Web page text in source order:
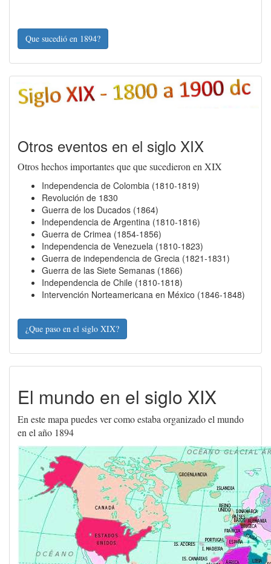
Que sucedió en 1894?
Otros eventos en el siglo XIX
Otros hechos importantes que que sucedieron en XIX
Independencia de Colombia (1810-1819)
Revolución de 1830
Guerra de los Ducados (1864)
Independencia de Argentina (1810-1816)
Guerra de Crimea (1854-1856)
Independencia de Venezuela (1810-1823)
Guerra de independencia de Grecia (1821-1831)
Guerra de las Siete Semanas (1866)
Independencia de Chile (1810-1818)
Intervención Norteamericana en México (1846-1848)
¿Que paso en el siglo XIX?
El mundo en el siglo XIX
En este mapa puedes ver como estaba organizado el mundo
en el año 1894